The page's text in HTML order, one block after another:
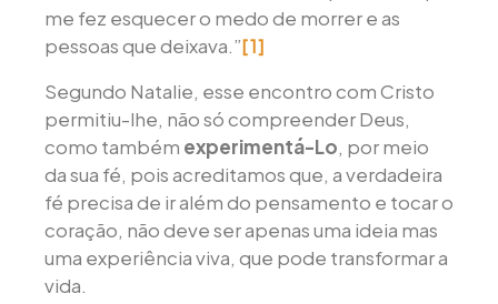
me fez esquecer o medo de morrer e as
pessoas que deixava.” [1]
Segundo Natalie, esse encontro com Cristo
permitiu-lhe, não só compreender Deus,
como também experimentá-Lo, por meio
da sua fé, pois acreditamos que, a verdadeira
fé precisa de ir além do pensamento e tocar o
coração, não deve ser apenas uma ideia mas
uma experiência viva, que pode transformar a
vida.